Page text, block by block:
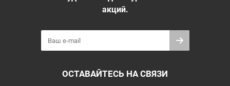
акций.
ОСТАВАЙТЕСЬ НА СВЯЗИ